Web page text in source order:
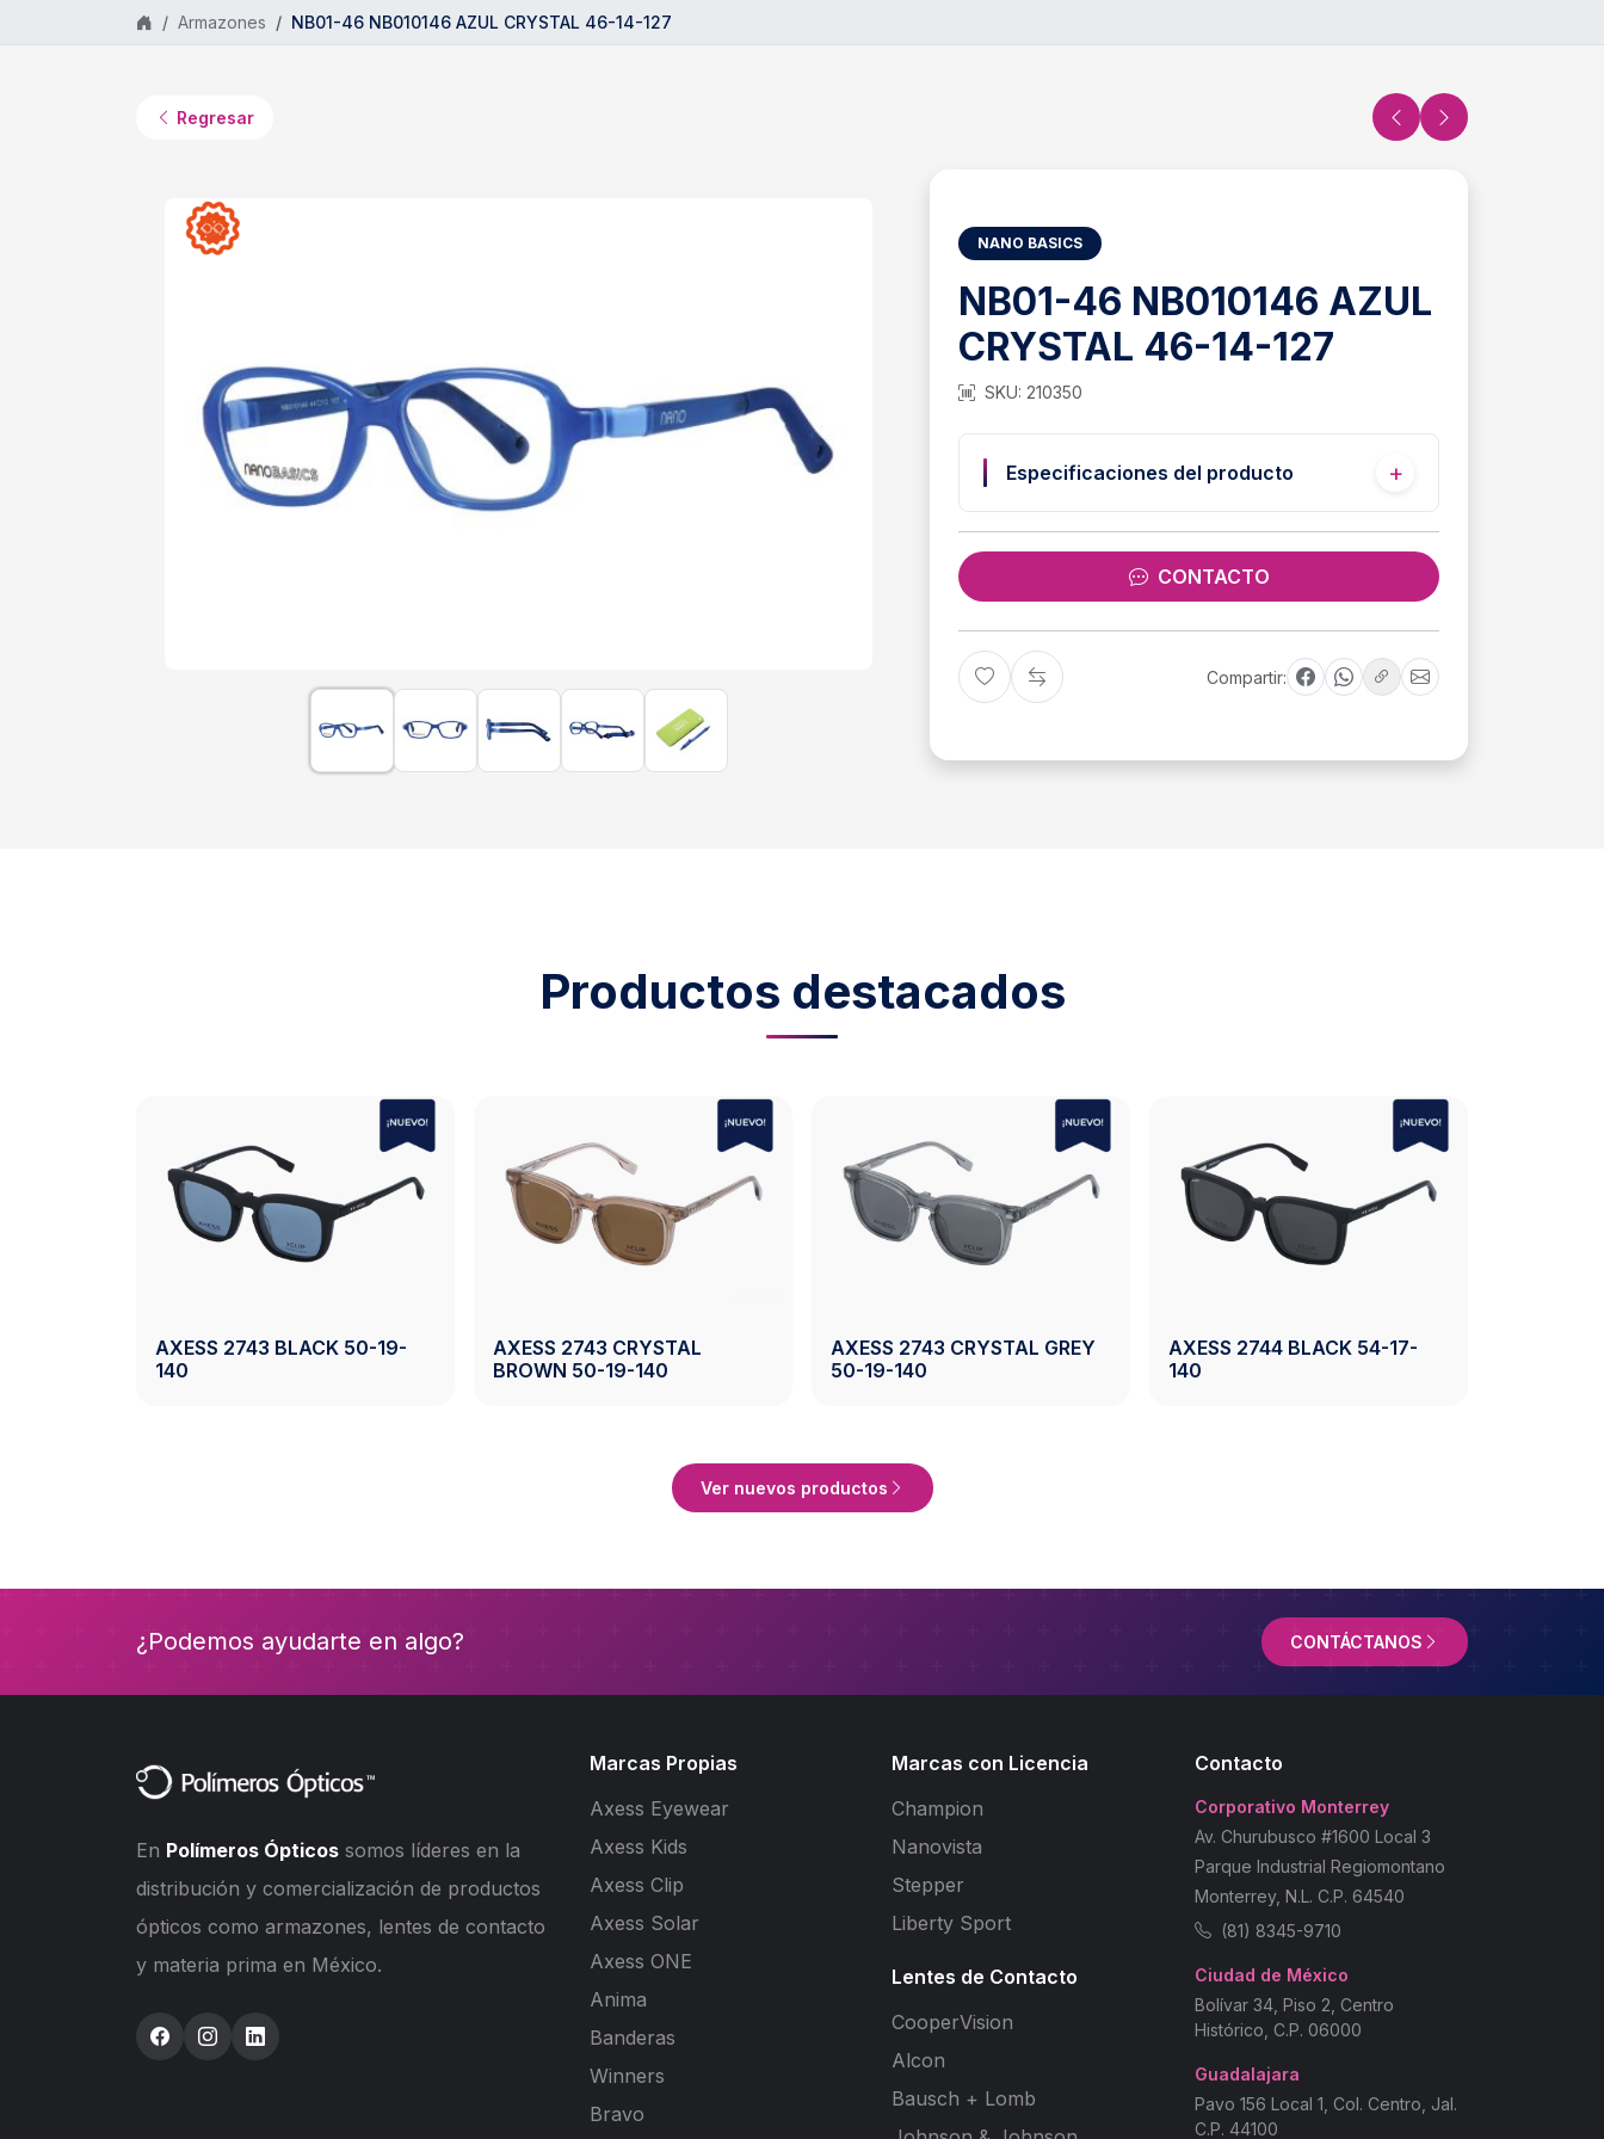
Saltar al contenido principal
Armazones
NB01-46 NB010146 AZUL CRYSTAL 46-14-127
Regresar
NANO BASICS
NB01-46 NB010146 AZUL
CRYSTAL 46-14-127
SKU: 210350
Especificaciones del producto
CONTACTO
Compartir:
Productos destacados
AXESS 2744 BLACK 54-17-
AXESS 2744 CRYSTAL BLUE
AXESS 2744 CRYSTAL GREY
NAO3410547SC NEGRO BI
AZUL 47-17-128
NAO3410647SC
Ver nuevos productos
¿Podemos ayudarte en algo? CONTÁCTANOS
En Polímeros Ópticos somos líderes en la
distribución y comercialización de productos
ópticos como armazones, lentes de contacto
y materia prima en México.
Marcas Propias
Axess Eyewear
Axess Kids
Axess Clip
Axess Solar
Axess ONE
Anima
Banderas
Winners
Bravo
Marcas con Licencia
Champion
Nanovista
Stepper
Liberty Sport
Lentes de Contacto
CooperVision
Alcon
Bausch + Lomb
Contacto
Corporativo Monterrey
Av. Churubusco #1600 Local 3
Parque Industrial Regiomontano
Monterrey, N.L. C.P. 64540
(81) 8345-9710
Ciudad de México
Bolívar 34, Piso 2, Centro
Histórico, C.P. 06000
Guadalajara
Pavo 156 Local 1, Col. Centro, Jal.
C.P. 44100